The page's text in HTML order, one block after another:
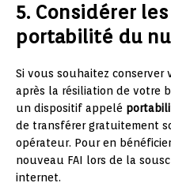
5. Considérer
portabilité du
Si vous souhaitez
après la résiliation de votre
un dispositif appelé
de transférer gratuitement
opérateur. Pour en
nouveau FAI lors de la
internet.